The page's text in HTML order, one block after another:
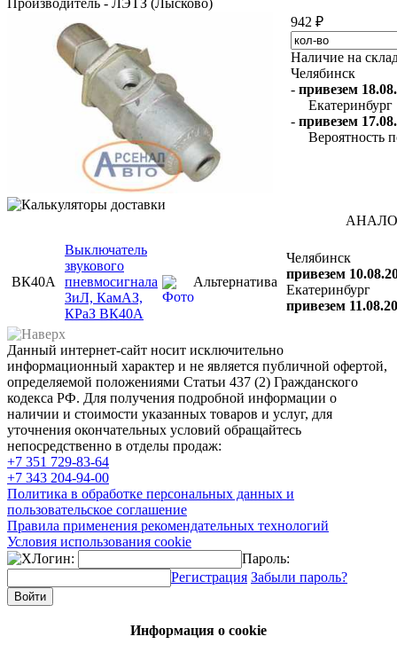
942 ₽
Наличие на
Челябинск
- привезем
Екатеринбург
- привезем
Вероятность
ВК40А
Выключатель
звукового
пневмосигнала
ЗиЛ, КамАЗ,
КРаЗ ВК40А
Альтернатива
Челябинск
привезем
Екатеринбург
привезем
Данный интернет-сайт носит исключительно
информационный характер и не является публичной офертой,
определяемой положениями Статьи 437 (2) Гражданского
кодекса РФ. Для получения подробной информации о
наличии и стоимости указанных товаров и услуг, для
уточнения окончательных условий обращайтесь
непосредственно в отделы продаж:
+7 351 729-83-64
+7 343 204-94-00
Политика в обработке персональных данных и
пользовательское соглашение
Правила применения рекомендательных технологий
Условия использования cookie
Логин:
Пароль:
Регистрация Забыли пароль?
Информация о cookie